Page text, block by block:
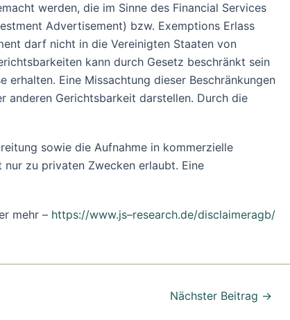
werden, die im Sinne des Financial Services
Advertisement) bzw. Exemptions Erlass
darf nicht in die Vereinigten Staaten von
kann durch Gesetz beschränkt sein
Eine Missachtung dieser Beschränkungen
anderen Gerichtsbarkeit darstellen. Durch die
sowie die Aufnahme in kommerzielle
zu privaten Zwecken erlaubt. Eine
mehr – https://www.js–research.de/disclaimeragb/
Nächster Beitrag →